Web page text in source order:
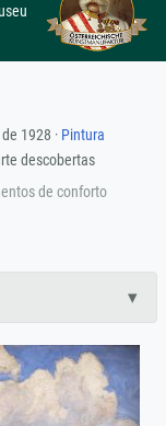
1928 · Pintura
descobertas
de conforto